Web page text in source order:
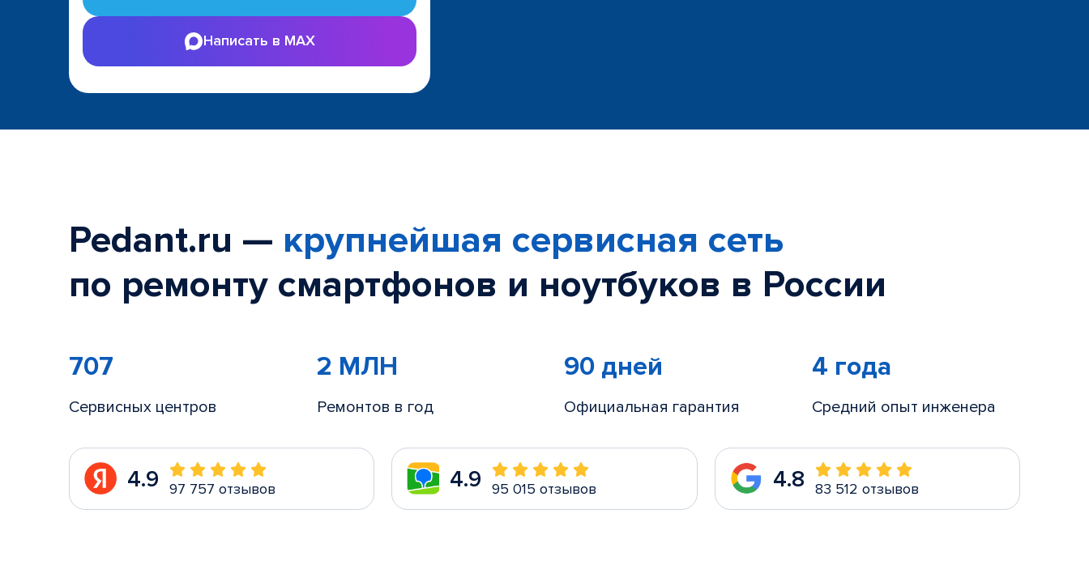
Написать в MAX
Pedant.ru — крупнейшая сервисная сеть
по ремонту смартфонов и ноутбуков в России
707
Сервисных центров
2 МЛН
Ремонтов в год
90 дней
Официальная гарантия
4 года
Средний опыт инженера
4.9 97 757 отзывов 4.9 95 015 отзывов 4.8 83 512 отзывов